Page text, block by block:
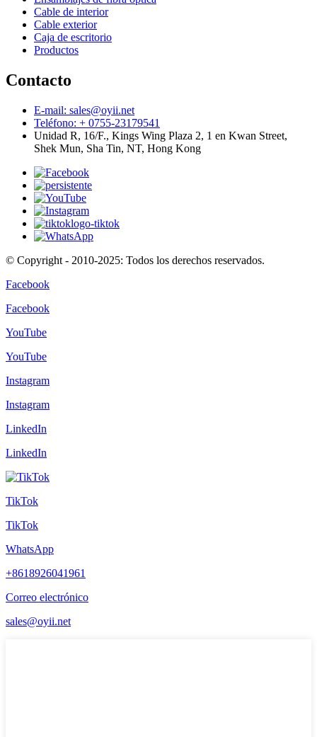
Cable de interior
Cable exterior
Caja de escritorio
Productos
Contacto
E-mail: sales@oyii.net
Teléfono: + 0755-23179541
Unidad R, 16/F., Kings Wing Plaza 2, 1 en Kwan Street,
Shek Mun, Sha Tin, NT, Hong Kong
© Copyright - 2010-2025: Todos los derechos reservados.
Facebook
Facebook
YouTube
YouTube
Instagram
Instagram
LinkedIn
LinkedIn
TikTok
TikTok
WhatsApp
+8618926041961
Correo electrónico
sales@oyii.net